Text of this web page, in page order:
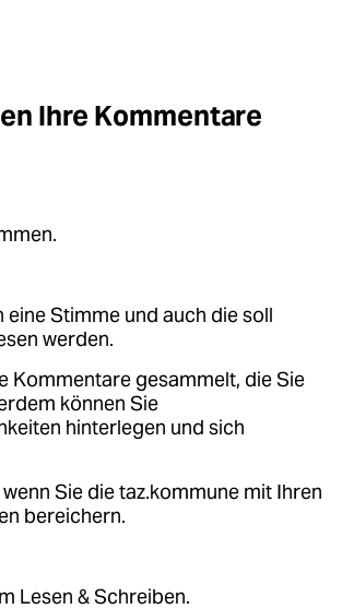
Ihre Kommentare
eine Stimme und auch die soll
werden.
Kommentare gesammelt, die Sie
können Sie
hinterlegen und sich
Sie die taz.kommune mit Ihren
bereichern.
Lesen & Schreiben.